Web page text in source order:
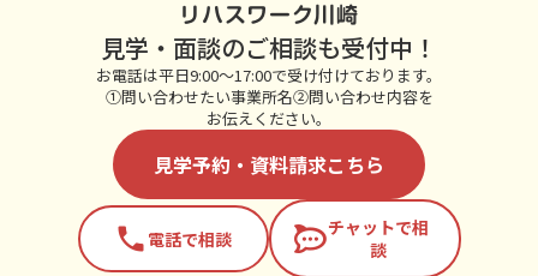
リハスワーク川崎
見学・面談のご相談も受付中！
お電話は平日9:00～17:00で受け付けております。
①問い合わせたい事業所名②問い合わせ内容を
お伝えください。
見学予約・資料請求こちら
phone 電話で相談
チャットで相
談